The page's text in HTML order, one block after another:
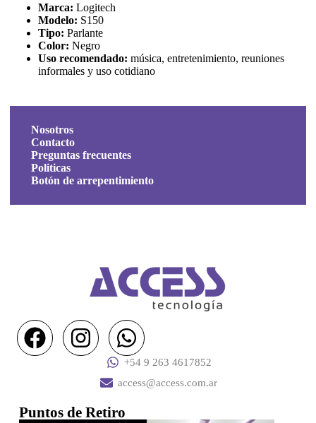
Marca: Logitech
Modelo: S150
Tipo: Parlante
Color: Negro
Uso recomendado: música, entretenimiento, reuniones
informales y uso cotidiano
Nosotros
Contacto
Preguntas frecuentes
Politicas
Botón de arrepentimiento
+54 9 263 4617852
access@access.com.ar
Puntos de Retiro